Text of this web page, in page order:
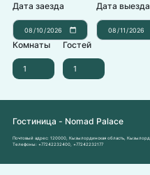
Дата заезда Дата выезда
Комнаты Гостей
Гостиница - Nomad Palace
Почтовый адрес: 120000, Кызылординская область,
Телефоны: +77242232400 +77242232177